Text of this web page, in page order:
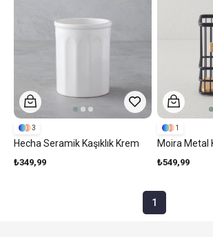
Hecha Seramik Kaşıklık Krem
₺349,99
3
₺549,99
1
1